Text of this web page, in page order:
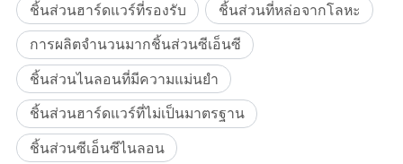
เครื่องพิมพ์เครื่องจักรประกอบชิ้นส่วนบรรจุภัณฑ์อุปกรณ์ประกอบ
อิเล็กทรอนิกส์โรงงานผลิตโลหะ อุตสาหกรรมเครื่องจักรอาหารและ
ยาฯลฯเราเคยอยู่ในอุตสาหกรรมการตัดเฉือนที่เที่ยงตรงของ CNC มา
นานกว่า 10 ปีแล้ว เราสามารถผลิตชิ้นส่วนเครื่องจักรที่มีความเที่ยง
ตรงสูงทุกชนิดด้วยคุณภาพที่ดีและราคาที่เหมาะสม
ชิ้นส่วนฮาร์ดแวร์ที่รองรับ
ชิ้นส่วนที่หล่อจากโลหะ
การผลิตจำนวนมากชิ้นส่วนซีเอ็นซี
ชิ้นส่วนไนลอนที่มีความแม่นยำ
ชิ้นส่วนฮาร์ดแวร์ที่ไม่เป็นมาตรฐาน
ชิ้นส่วนซีเอ็นซีไนลอน